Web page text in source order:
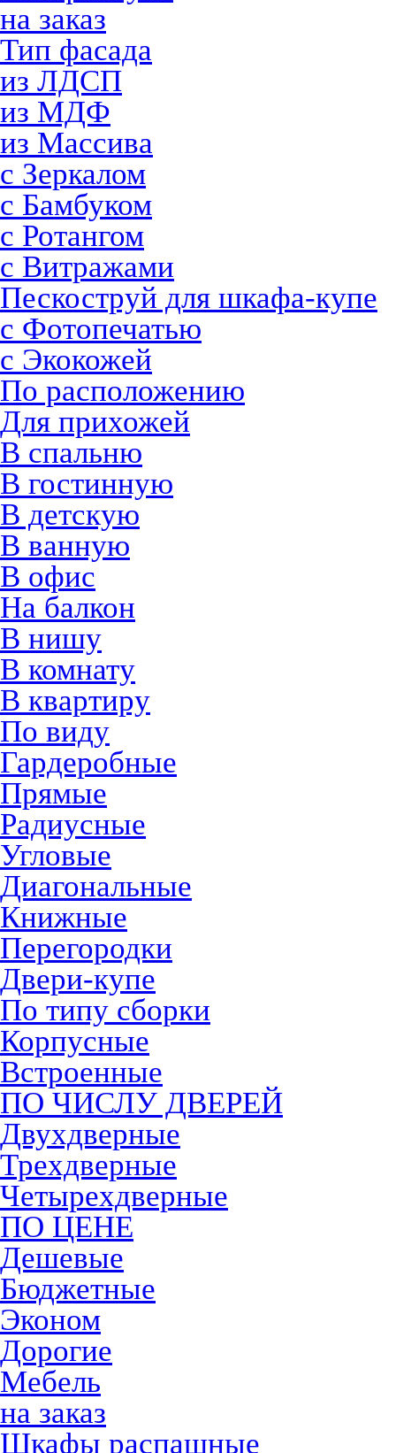
на заказ
Тип фасада
из ЛДСП
из МДФ
из Массива
с Зеркалом
с Бамбуком
с Ротангом
с Витражами
Пескоструй для шкафа-купе
с Фотопечатью
с Экокожей
По расположению
Для прихожей
В спальню
В гостинную
В детскую
В ванную
В офис
На балкон
В нишу
В комнату
В квартиру
По виду
Гардеробные
Прямые
Радиусные
Угловые
Диагональные
Книжные
Перегородки
Двери-купе
По типу сборки
Корпусные
Встроенные
ПО ЧИСЛУ ДВЕРЕЙ
Двухдверные
Трехдверные
Четырехдверные
ПО ЦЕНЕ
Дешевые
Бюджетные
Эконом
Дорогие
Мебель
на заказ
Шкафы распашные